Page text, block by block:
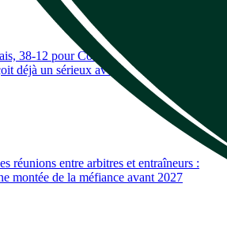
38-12 pour Colomiers : la préparation
déjà un sérieux avertissement
réunions entre arbitres et entraîneurs :
montée de la méfiance avant 2027